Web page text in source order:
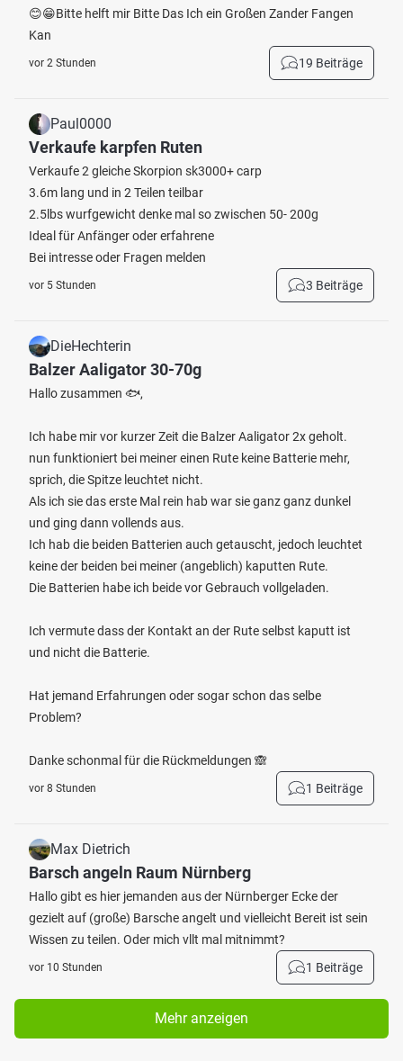
😊😁Bitte helft mir Bitte Das Ich ein Großen Zander Fangen
Kan
vor 2 Stunden 19 Beiträge
Paul0000
Verkaufe karpfen Ruten
Verkaufe 2 gleiche Skorpion sk3000+ carp
3.6m lang und in 2 Teilen teilbar
2.5lbs wurfgewicht denke mal so zwischen 50- 200g
Ideal für Anfänger oder erfahrene
Bei intresse oder Fragen melden
vor 5 Stunden 3 Beiträge
DieHechterin
Balzer Aaligator 30-70g
Hallo zusammen 🐟,
Ich habe mir vor kurzer Zeit die Balzer Aaligator 2x geholt.
nun funktioniert bei meiner einen Rute keine Batterie mehr,
sprich, die Spitze leuchtet nicht.
Als ich sie das erste Mal rein hab war sie ganz ganz dunkel
und ging dann vollends aus.
Ich hab die beiden Batterien auch getauscht, jedoch leuchtet
keine der beiden bei meiner (angeblich) kaputten Rute.
Die Batterien habe ich beide vor Gebrauch vollgeladen.
Ich vermute dass der Kontakt an der Rute selbst kaputt ist
und nicht die Batterie.
Hat jemand Erfahrungen oder sogar schon das selbe
Problem?
Danke schonmal für die Rückmeldungen 🙈
vor 8 Stunden 1 Beiträge
Max Dietrich
Barsch angeln Raum Nürnberg
Hallo gibt es hier jemanden aus der Nürnberger Ecke der
gezielt auf (große) Barsche angelt und vielleicht Bereit ist sein
Wissen zu teilen. Oder mich vllt mal mitnimmt?
vor 10 Stunden 1 Beiträge
Mehr anzeigen